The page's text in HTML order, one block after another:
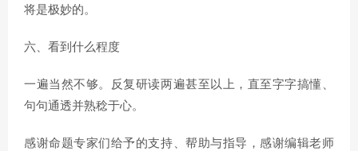
将是极妙的。
六、看到什么程度
一遍当然不够。反复研读两遍甚至以上，直至字字搞懂、
句句通透并熟稔于心。
感谢命题专家们给予的支持、帮助与指导，感谢编辑老师